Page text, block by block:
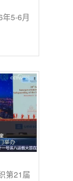
5-6月
第21届